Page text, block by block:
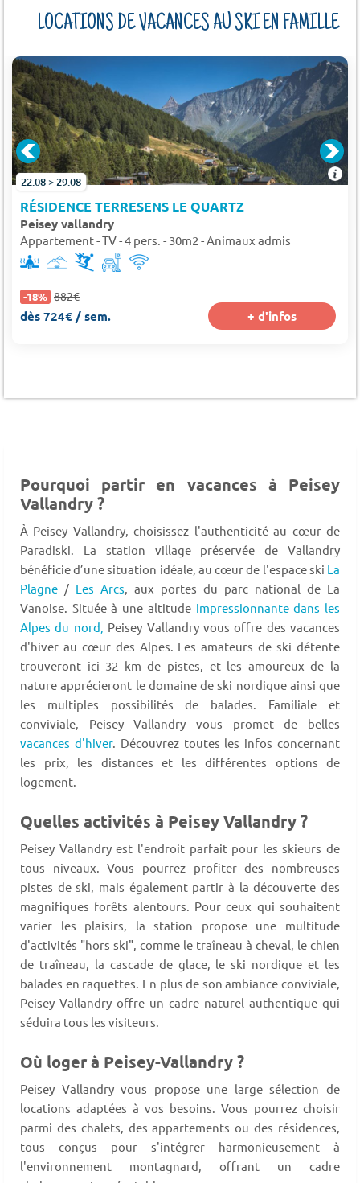
LOCATIONS DE VACANCES AU SKI EN FAMILLE
22.08 > 29.08
RÉSIDENCE TERRESENS LE QUARTZ
Peisey vallandry
Appartement - TV - 4 pers. - 30m2 - Animaux admis
-18% 882€
dès 724€ / sem. + d'infos
Pourquoi partir en vacances à Peisey
Vallandry ?
À Peisey Vallandry, choisissez l'authenticité au cœur de
Paradiski. La station village préservée de Vallandry
bénéficie d’une situation idéale, au cœur de l'espace ski La
Plagne / Les Arcs, aux portes du parc national de La
Vanoise. Située à une altitude impressionnante dans les
Alpes du nord, Peisey Vallandry vous offre des vacances
d'hiver au cœur des Alpes. Les amateurs de ski détente
trouveront ici 32 km de pistes, et les amoureux de la
nature apprécieront le domaine de ski nordique ainsi que
les multiples possibilités de balades. Familiale et
conviviale, Peisey Vallandry vous promet de belles
vacances d'hiver. Découvrez toutes les infos concernant
les prix, les distances et les différentes options de
logement.
Quelles activités à Peisey Vallandry ?
Peisey Vallandry est l'endroit parfait pour les skieurs de
tous niveaux. Vous pourrez profiter des nombreuses
pistes de ski, mais également partir à la découverte des
magnifiques forêts alentours. Pour ceux qui souhaitent
varier les plaisirs, la station propose une multitude
d'activités "hors ski", comme le traîneau à cheval, le chien
de traîneau, la cascade de glace, le ski nordique et les
balades en raquettes. En plus de son ambiance conviviale,
Peisey Vallandry offre un cadre naturel authentique qui
séduira tous les visiteurs.
Où loger à Peisey-Vallandry ?
Peisey Vallandry vous propose une large sélection de
locations adaptées à vos besoins. Vous pourrez choisir
parmi des chalets, des appartements ou des résidences,
tous conçus pour s'intégrer harmonieusement à
l'environnement montagnard, offrant un cadre